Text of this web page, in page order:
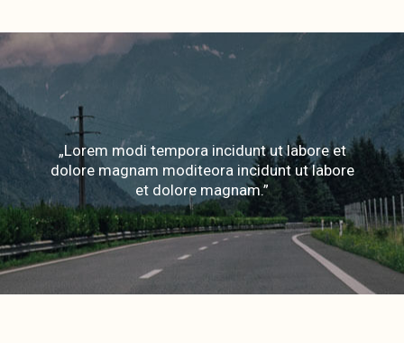
„Lorem modi tempora incidunt ut labore et
dolore magnam moditeora incidunt ut labore
et dolore magnam.”